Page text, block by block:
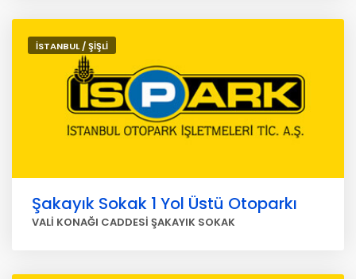
İSTANBUL / ŞİŞLİ
Şakayık Sokak 1 Yol Üstü Otoparkı
VALİ KONAĞI CADDESİ ŞAKAYIK SOKAK